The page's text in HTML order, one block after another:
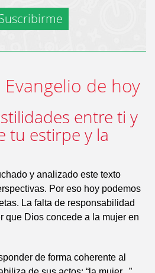
de hoy
entre ti y
tu estirpe y la
y analizado este texto
Por eso hoy podemos
La falta de responsabilidad
que Dios concede a la mujer en
de forma coherente al